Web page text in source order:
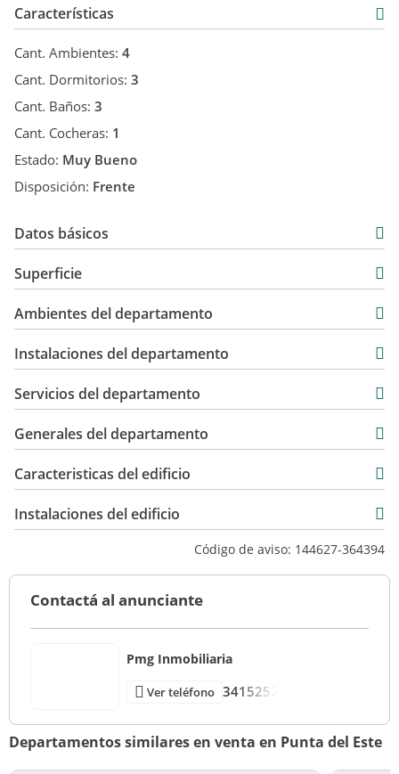
Dormitorio
Sala de juegos
Lavadero
Pileta
Salón usos múltiples
Características
Cant. Ambientes: 4
Cant. Dormitorios: 3
Cant. Baños: 3
Cant. Cocheras: 1
Estado: Muy Bueno
Disposición: Frente
Datos básicos
Venta
USD 430.000
Superficie
140 m2
Ambientes del departamento
Instalaciones del departamento
Servicios del departamento
Generales del departamento
Caracteristicas del edificio
8
Torre
Excelente
Instalaciones del edificio
Código de aviso: 144627-364394
Contactá al anunciante
Pmg Inmobiliaria
Ver teléfono 3415252
Departamentos similares en venta en Punta del Este